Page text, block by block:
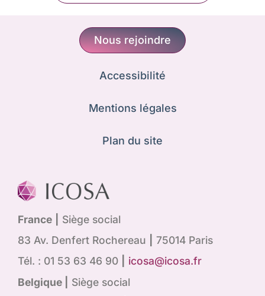
Nous rejoindre
Accessibilité
Mentions légales
Plan du site
France
Siège social
83 Av. Denfert Rochereau
75014 Paris
Tél. : 01 53 63 46 90
icosa@icosa.fr
Belgique |
Siège social